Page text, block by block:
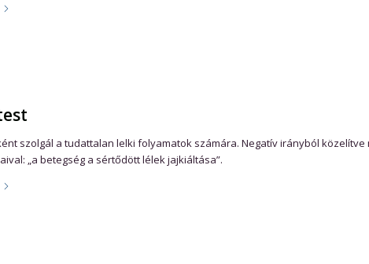
szolgál a tudattalan lelki folyamatok számára. Negatív irányból közelítve
„a betegség a sértődött lélek jajkiáltása”.